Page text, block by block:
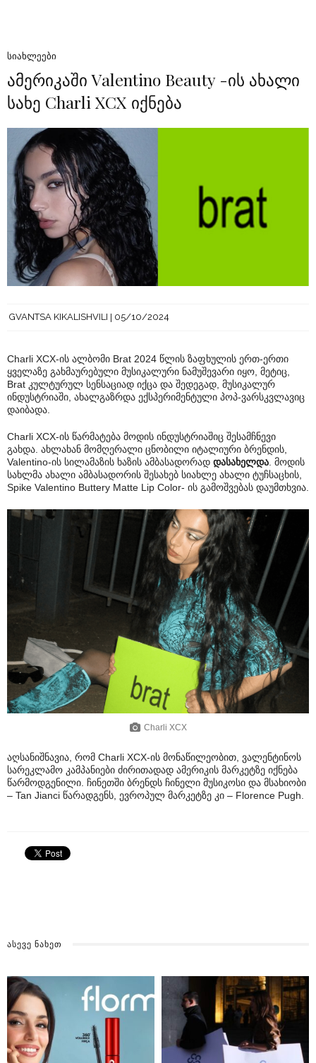
ᲡᲘᲐᲮᲚᲔᲔᲑᲘ
ამერიკაში Valentino Beauty -ის ახალი
სახე Charli XCX იქნება
GVANTSA KIKALISHVILI 05/10/2024
Charli XCX-ის ალბომი Brat 2024 წლის ზაფხულის ერთ-ერთი
ყველაზე გახმაურებული მუსიკალური ნამუშევარი იყო, მეტიც,
Brat კულტურულ სენსაციად იქცა და შედეგად, მუსიკალურ
ინდუსტრიაში, ახალგაზრდა ექსპერიმენტული პოპ-ვარსკვლავიც
დაიბადა.
Charli XCX-ის წარმატება მოდის ინდუსტრიაშიც შესამჩნევი
გახდა. ახლახან მომღერალი ცნობილი იტალიური ბრენდის,
Valentino-ის სილამაზის ხაზის ამბასადორად დასახელდა . მოდის
სახლმა ახალი ამბასადორის შესახებ სიახლე ახალი ტუჩსაცხის,
Spike Valentino Buttery Matte Lip Color- ის გამოშვებას დაუმთხვია.
Charli XCX
აღსანიშნავია, რომ Charli XCX-ის მონაწილეობით, ვალენტინოს
სარეკლამო კამპანიები ძირითადად ამერიკის მარკეტზე იქნება
წარმოდგენილი. ჩინეთში ბრენდს ჩინელი მუსიკოსი და მსახიობი
– Tan Jianci წარადგენს, ევროპულ მარკეტზე კი – Florence Pugh.
ᲐᲡᲔᲕᲔ ᲜᲐᲮᲔᲗ